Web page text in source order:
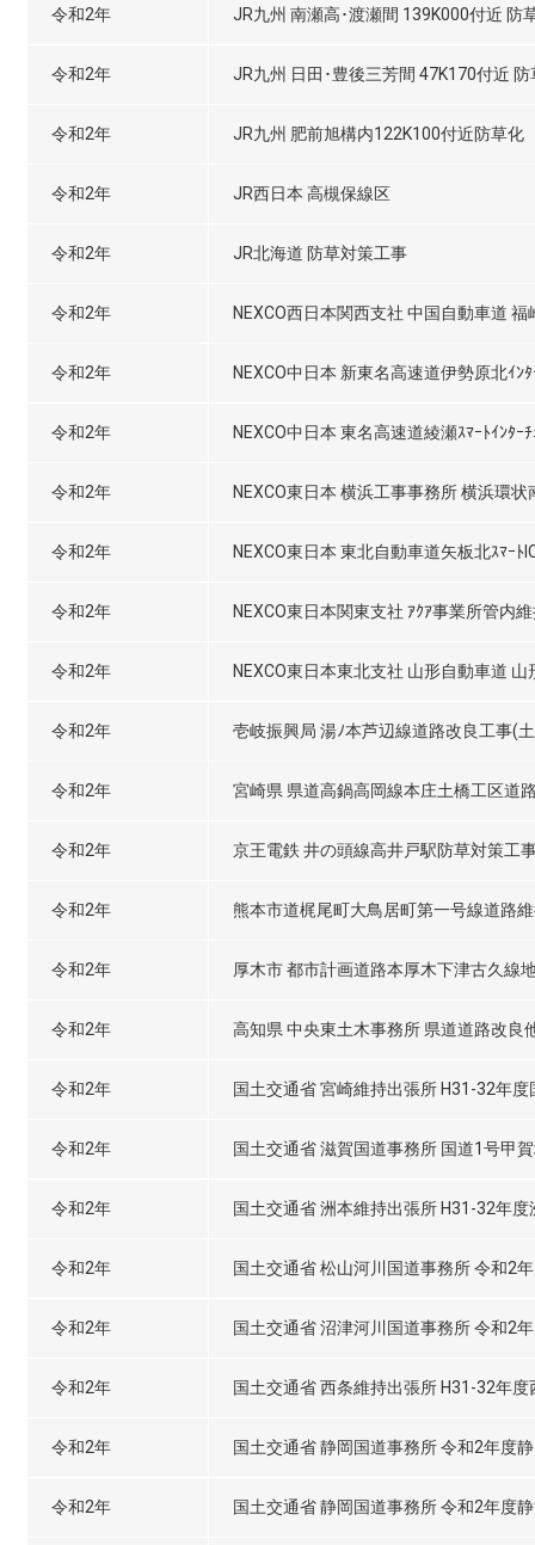
令和2年 JR九州 南瀬高･渡瀬間 139K000付近 防
令和2年 JR九州 日田･豊後三芳間 47K170付近
令和2年 JR九州 肥前旭構内122K100付近防草化
令和2年 JR西日本 高槻保線区
令和2年 JR北海道 防草対策工事
令和2年 NEXCO西日本関西支社 中国自動車道
令和2年 NEXCO中日本 新東名高速道伊勢原北ｲﾝ
令和2年 NEXCO中日本 東名高速道綾瀬ｽﾏｰﾄｲﾝﾀｰ
令和2年 NEXCO東日本 横浜工事事務所 横浜環
令和2年 NEXCO東日本 東北自動車道矢板北ｽﾏｰﾄ
令和2年 NEXCO東日本関東支社 ｱｸｱ事業所管内
令和2年 NEXCO東日本東北支社 山形自動車道
令和2年 壱岐振興局 湯ﾉ本芦辺線道路改良工事(
令和2年 宮崎県 県道高鍋高岡線本庄土橋工区道
令和2年 京王電鉄 井の頭線高井戸駅防草対策工
令和2年 熊本市道梶尾町大鳥居町第一号線道路
令和2年 厚木市 都市計画道路本厚木下津古久線
令和2年 高知県 中央東土木事務所 県道道路改良
令和2年 国土交通省 宮崎維持出張所 H31-32年
令和2年 国土交通省 滋賀国道事務所 国道1号甲
令和2年 国土交通省 洲本維持出張所 H31-32年
令和2年 国土交通省 松山河川国道事務所 令和2
令和2年 国土交通省 沼津河川国道事務所 令和2
令和2年 国土交通省 西条維持出張所 H31-32年
令和2年 国土交通省 静岡国道事務所 令和2年度
令和2年 国土交通省 静岡国道事務所 令和2年度